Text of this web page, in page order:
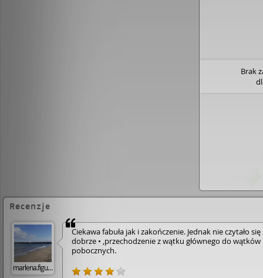
Brak
Recenzje
marlena.figurska
Ciekawa fabuła jak i zakończenie. Jednak nie czytało
dobrze • ,przechodzenie z wątku głównego do wątków
pobocznych.